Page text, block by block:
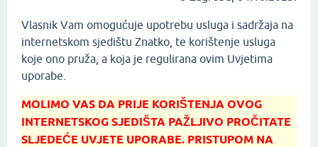
Vlasnik Vam omogućuje upotrebu usluga i sadržaja na
internetskom sjedištu Znatko, te korištenje usluga
koje ono pruža, a koja je regulirana ovim Uvjetima
uporabe.
MOLIMO VAS DA PRIJE KORIŠTENJA OVOG
INTERNETSKOG SJEDIŠTA PAŽLJIVO PROČITATE
SLJEDEĆE UVJETE UPORABE. PRISTUPOM NA